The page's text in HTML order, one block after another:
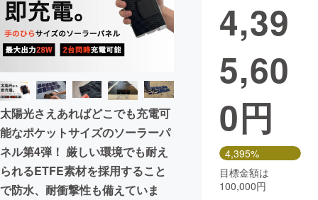
映像・映画 書籍・雑誌
チャレンジ
まちづくり・地域活性化
CAMPFIRE for Social Good
CAMPFIRE Creation
CAMPFIREふるさと納税machi-ya コミュニティ
太陽光さえあればどこでも充電可
能なポケットサイズのソーラーパ
ネル第4弾！ 厳しい環境でも耐え
られるETFE素材を採用すること
で防水、耐衝撃性も備えていま
4,39
5,60
0円
4,395%
目標金額は
100,000円